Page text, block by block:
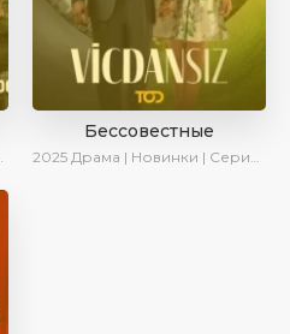
Бессовестные
2025 Драма | Новинки | Сериалы 2025